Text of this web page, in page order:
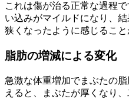
これは傷が治る正常な過程
い込みがマイルドになり、
狭くなったように感じること
脂肪の増減による変化
急激な体重増加でまぶたの
えると、まぶたが厚くなり